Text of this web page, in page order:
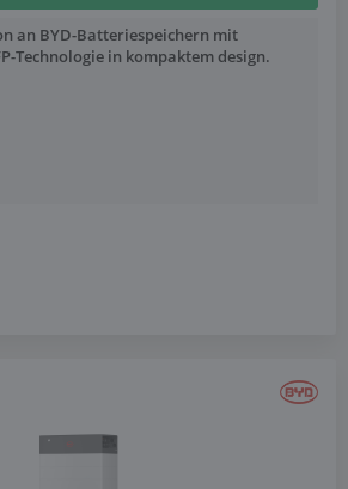
an BYD-Batteriespeichern mit
Technologie in kompaktem design.